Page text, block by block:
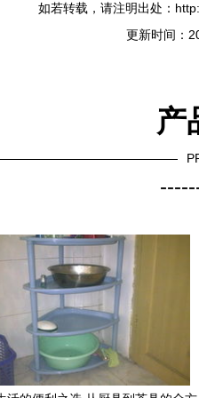
如若转载，请注明出处：
更新时间：
产